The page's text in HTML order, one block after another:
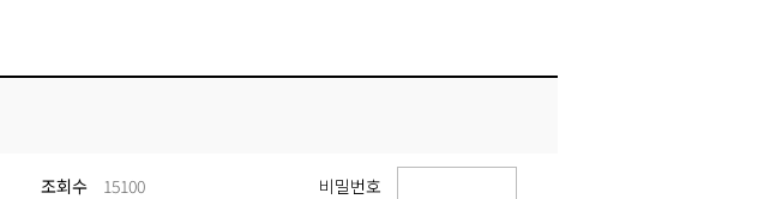
조회수 15100 비밀번호